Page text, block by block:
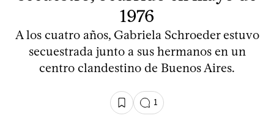
1976
A los cuatro años, Gabriela Schroeder estuvo
secuestrada junto a sus hermanos en un
centro clandestino de Buenos Aires.
1